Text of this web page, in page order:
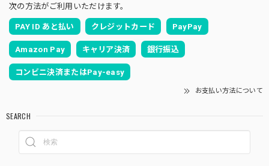
次の方法がご利用いただけます。
PAY ID あと払い クレジットカード PayPay
Amazon Pay キャリア決済 銀行振込
コンビニ決済またはPay-easy
お支払い方法について
SEARCH